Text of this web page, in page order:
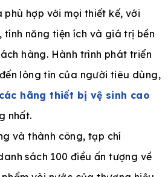
phù hợp với mọi thiết kế, với
tính năng tiện ích và giá trị bền
hàng. Hành trình phát triển
lòng tin của người tiêu dùng,
các hãng thiết bị vệ sinh cao
nhất.
và thành công, tạp chí
sách 100 điều ấn tượng về